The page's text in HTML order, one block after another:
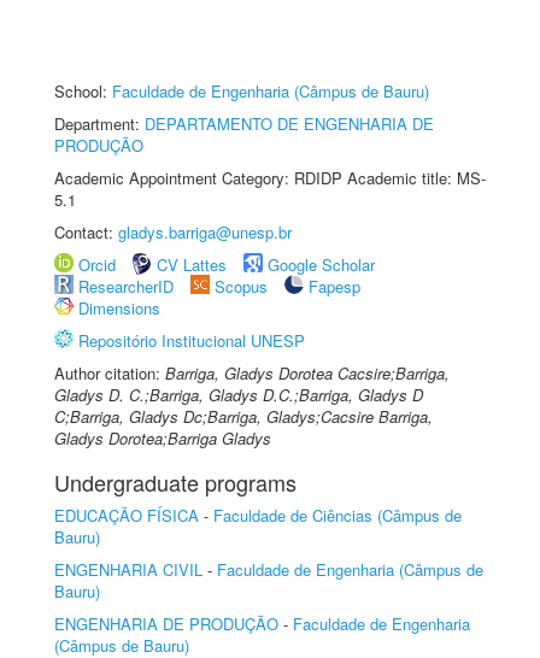
School: Faculdade de Engenharia (Câmpus de Bauru)
Department: DEPARTAMENTO DE ENGENHARIA DE
PRODUÇÃO
Academic Appointment Category: RDIDP Academic title: MS-
5.1
Contact: gladys.barriga@unesp.br
Orcid
CV Lattes
Google Scholar
ResearcherID
Scopus
Fapesp
Dimensions
Repositório Institucional UNESP
Author citation: Barriga, Gladys Dorotea Cacsire;Barriga,
Gladys D. C.;Barriga, Gladys D.C.;Barriga, Gladys D
C;Barriga, Gladys Dc;Barriga, Gladys;Cacsire Barriga,
Gladys Dorotea;Barriga Gladys
Undergraduate programs
EDUCAÇÃO FÍSICA - Faculdade de Ciências (Câmpus de
Bauru)
ENGENHARIA CIVIL - Faculdade de Engenharia (Câmpus de
Bauru)
ENGENHARIA DE PRODUÇÃO - Faculdade de Engenharia
(Câmpus de Bauru)